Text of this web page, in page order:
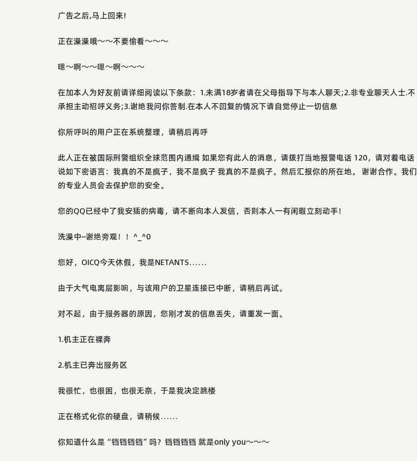
广告之后,马上回来!
正在澡澡哦～～不要偷看～～～
嗯～啊～～嗯～啊～～～
在加本人为好友前请详细阅读以下条款：1.未满18岁者请在父母指导下与本人聊天;2.非专业聊天人士.不
承担主动招呼义务;3.谢绝我问你答制.在本人不回复的情况下请自觉停止一切信息
你所呼叫的用户正在系统整理，请稍后再呼
此人正在被国际刑警组织全球范围内通缉 如果您有此人的消息，请拨打当地报警电话 120，请对着电话
说如下密语言：我真的不是疯子，我不是疯子 我真的不是疯子。然后汇报你的所在地。 谢谢合作。我们
的专业人员会去保护您的安全。
您的QQ已经中了我安插的病毒，请不断向本人发信，否则本人一有闲暇立刻动手！
洗澡中~谢绝旁观！！^_^0
您好，OICQ今天休假，我是NETANTS……
由于大气电离层影响，与该用户的卫星连接已中断，请稍后再试。
对不起，由于服务器的原因，您刚才发的信息丢失，请重发一面。
1.机主正在裸奔
2.机主已奔出服务区
我很忙，也很困，也很无奈，于是我决定跳楼
正在格式化你的硬盘，请稍候……
你知道什么是“铛铛铛铛”吗？铛铛铛铛 就是only you～～～